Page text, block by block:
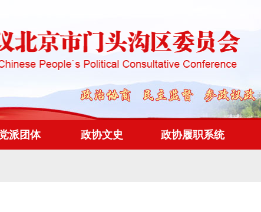
派团体 政协文史 政协履职系统